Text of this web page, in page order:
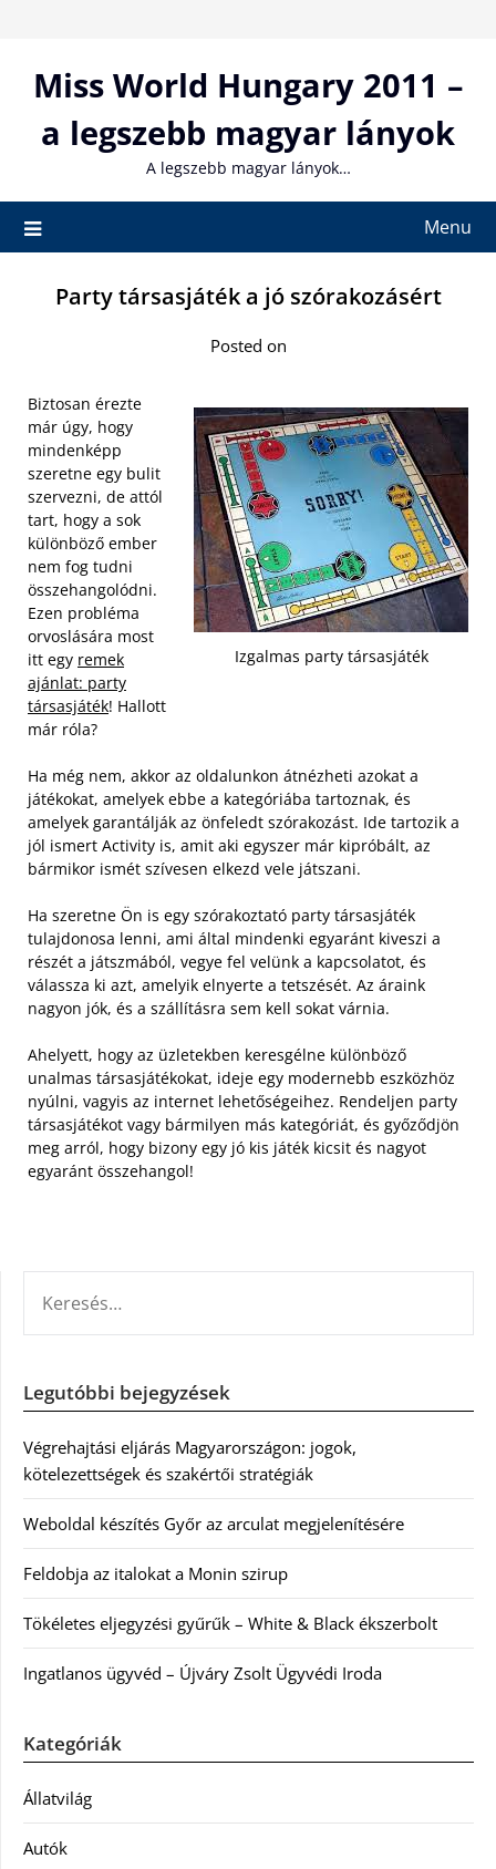
contentMiss World Hungary 2011 –
a legszebb magyar lányok
A legszebb magyar lányok…
Menu
Party társasjáték a jó szórakozásért
Posted on
Izgalmas party társasjáték
Biztosan érezte
már úgy, hogy
mindenképp
szeretne egy bulit
szervezni, de attól
tart, hogy a sok
különböző ember
nem fog tudni
összehangolódni.
Ezen probléma
orvoslására most
itt egy remek
ajánlat: party
társasjáték! Hallott
már róla?
Ha még nem, akkor az oldalunkon átnézheti azokat a
játékokat, amelyek ebbe a kategóriába tartoznak, és
amelyek garantálják az önfeledt szórakozást. Ide tartozik a
jól ismert Activity is, amit aki egyszer már kipróbált, az
bármikor ismét szívesen elkezd vele játszani.
Ha szeretne Ön is egy szórakoztató party társasjáték
tulajdonosa lenni, ami által mindenki egyaránt kiveszi a
részét a játszmából, vegye fel velünk a kapcsolatot, és
válassza ki azt, amelyik elnyerte a tetszését. Az áraink
nagyon jók, és a szállításra sem kell sokat várnia.
Ahelyett, hogy az üzletekben keresgélne különböző
unalmas társasjátékokat, ideje egy modernebb eszközhöz
nyúlni, vagyis az internet lehetőségeihez. Rendeljen party
társasjátékot vagy bármilyen más kategóriát, és győződjön
meg arról, hogy bizony egy jó kis játék kicsit és nagyot
egyaránt összehangol!
Legutóbbi bejegyzések
Végrehajtási eljárás Magyarországon: jogok,
kötelezettségek és szakértői stratégiák
Weboldal készítés Győr az arculat megjelenítésére
Feldobja az italokat a Monin szirup
Tökéletes eljegyzési gyűrűk – White & Black ékszerbolt
Ingatlanos ügyvéd – Újváry Zsolt Ügyvédi Iroda
Kategóriák
Állatvilág
Autók